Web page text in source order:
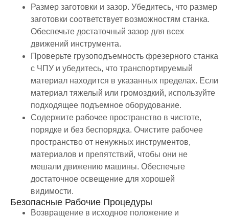
Размер заготовки и зазор. Убедитесь, что размер
заготовки соответствует возможностям станка.
Обеспечьте достаточный зазор для всех
движений инструмента.
Проверьте грузоподъемность фрезерного станка
с ЧПУ и убедитесь, что транспортируемый
материал находится в указанных пределах. Если
материал тяжелый или громоздкий, используйте
подходящее подъемное оборудование.
Содержите рабочее пространство в чистоте,
порядке и без беспорядка. Очистите рабочее
пространство от ненужных инструментов,
материалов и препятствий, чтобы они не
мешали движению машины. Обеспечьте
достаточное освещение для хорошей
видимости.
Безопасные Рабочие Процедуры
Возвращение в исходное положение и